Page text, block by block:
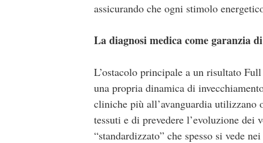
assicurando che ogni stimolo
La diagnosi medica come garanzia
L’ostacolo principale a un risultato
una propria dinamica di
cliniche più all’avanguardia
tessuti e di prevedere l’evoluzione dei
“standardizzato” che spesso si vede